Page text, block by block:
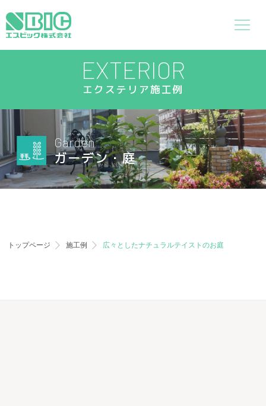
EXTERIOR
エクステリア施工例
Garden
ガーデン・庭
トップページ 施工例 広々としたナチュラルテイストのお庭